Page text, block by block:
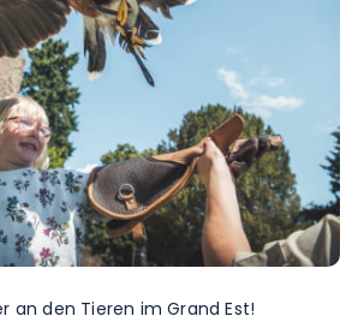
an den Tieren im Grand Est!